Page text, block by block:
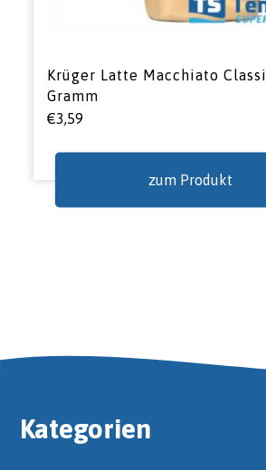
Krüger Latte Macchiato
Gramm
€3,59
zum Produkt
Kategorien